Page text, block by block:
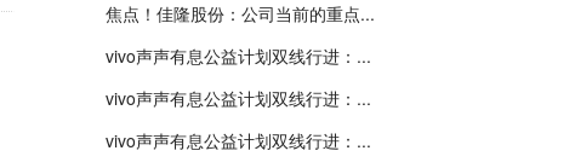
焦点！佳隆股份：公司当前的重点...
vivo声声有息公益计划双线行进：...
vivo声声有息公益计划双线行进：...
vivo声声有息公益计划双线行进：...